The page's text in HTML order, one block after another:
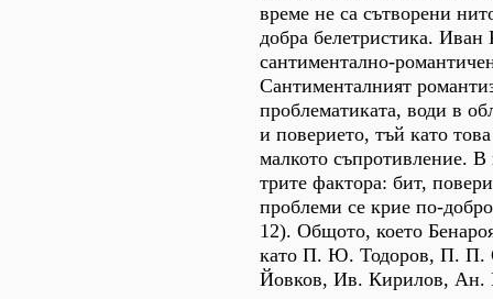
време не са сътворени
добра белетристика. Иван
сантиментално-
Сантименталният
проблематиката, води в
и поверието, тъй като
малкото съпротивление. В
трите фактора: бит,
проблеми се крие по-
12). Общото, което
като П. Ю. Тодоров, П. П.
Йовков, Ив. Кирилов, Ан.